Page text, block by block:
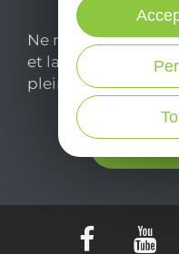
Ne manquez pas
et laissez-vous
pleinement de
Je